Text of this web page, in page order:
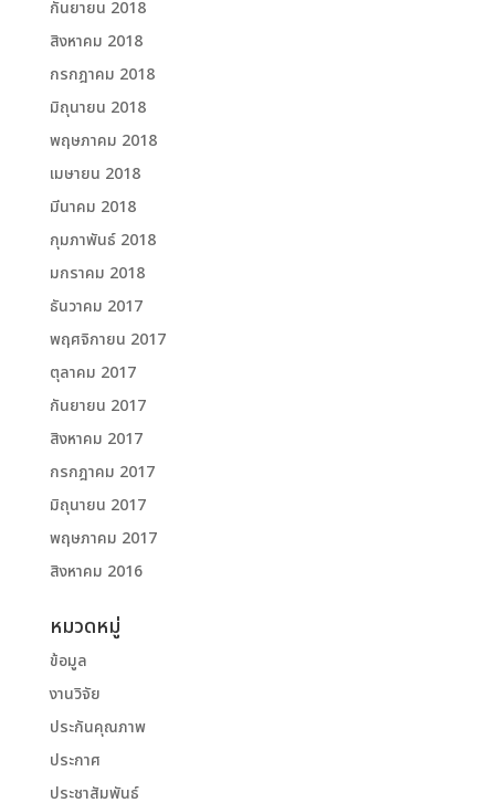
กันยายน 2018
สิงหาคม 2018
กรกฎาคม 2018
มิถุนายน 2018
พฤษภาคม 2018
เมษายน 2018
มีนาคม 2018
กุมภาพันธ์ 2018
มกราคม 2018
ธันวาคม 2017
พฤศจิกายน 2017
ตุลาคม 2017
กันยายน 2017
สิงหาคม 2017
กรกฎาคม 2017
มิถุนายน 2017
พฤษภาคม 2017
สิงหาคม 2016
หมวดหมู่
ข้อมูล
งานวิจัย
ประกันคุณภาพ
ประกาศ
ประชาสัมพันธ์